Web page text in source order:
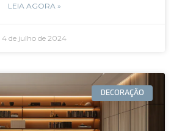
LEIA AGORA »
4 de julho de 2024
DECORAÇÃO